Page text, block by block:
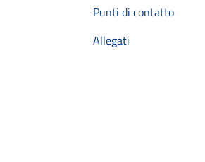
Punti di contatto
Allegati